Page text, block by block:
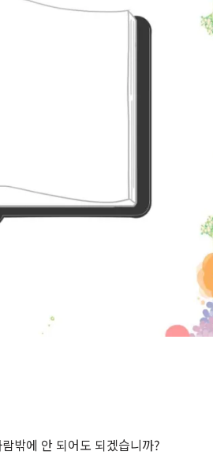
밖에 안 되어도 되겠습니까?